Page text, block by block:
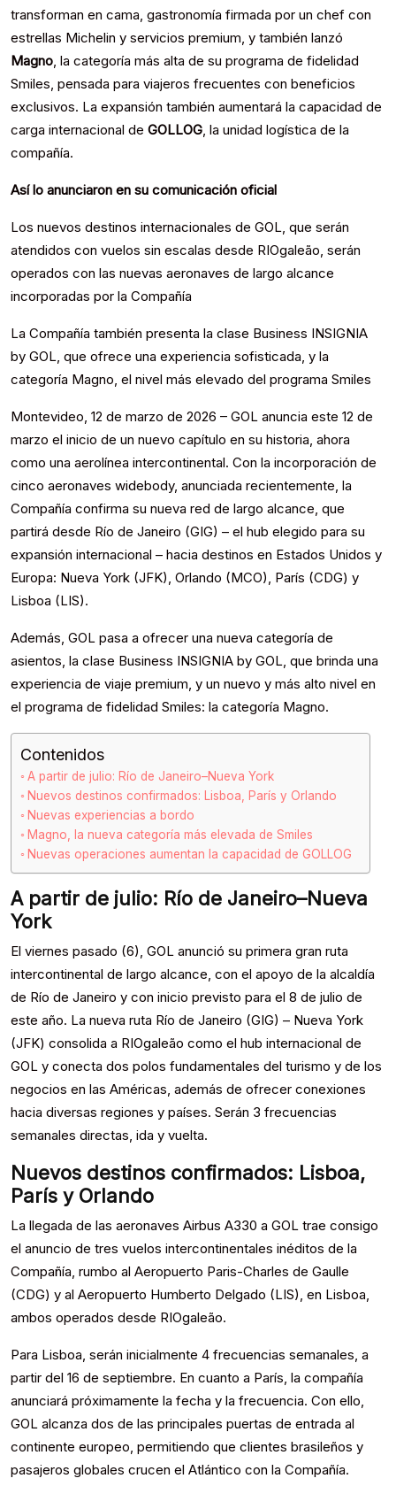
transforman en cama, gastronomía firmada por un chef con
estrellas Michelin y servicios premium, y también lanzó
Magno, la categoría más alta de su programa de fidelidad
Smiles, pensada para viajeros frecuentes con beneficios
exclusivos. La expansión también aumentará la capacidad de
carga internacional de GOLLOG, la unidad logística de la
compañía.
Así lo anunciaron en su comunicación oficial
Los nuevos destinos internacionales de GOL, que serán
atendidos con vuelos sin escalas desde RIOgaleão, serán
operados con las nuevas aeronaves de largo alcance
incorporadas por la Compañía
La Compañía también presenta la clase Business INSIGNIA
by GOL, que ofrece una experiencia sofisticada, y la
categoría Magno, el nivel más elevado del programa Smiles
Montevideo, 12 de marzo de 2026 – GOL anuncia este 12 de
marzo el inicio de un nuevo capítulo en su historia, ahora
como una aerolínea intercontinental. Con la incorporación de
cinco aeronaves widebody, anunciada recientemente, la
Compañía confirma su nueva red de largo alcance, que
partirá desde Río de Janeiro (GIG) – el hub elegido para su
expansión internacional – hacia destinos en Estados Unidos y
Europa: Nueva York (JFK), Orlando (MCO), París (CDG) y
Lisboa (LIS).
Además, GOL pasa a ofrecer una nueva categoría de
asientos, la clase Business INSIGNIA by GOL, que brinda una
experiencia de viaje premium, y un nuevo y más alto nivel en
el programa de fidelidad Smiles: la categoría Magno.
Contenidos
A partir de julio: Río de Janeiro–Nueva York
Nuevos destinos confirmados: Lisboa, París y Orlando
Nuevas experiencias a bordo
Magno, la nueva categoría más elevada de Smiles
Nuevas operaciones aumentan la capacidad de GOLLOG
A partir de julio: Río de Janeiro–Nueva
York
El viernes pasado (6), GOL anunció su primera gran ruta
intercontinental de largo alcance, con el apoyo de la alcaldía
de Río de Janeiro y con inicio previsto para el 8 de julio de
este año. La nueva ruta Río de Janeiro (GIG) – Nueva York
(JFK) consolida a RIOgaleão como el hub internacional de
GOL y conecta dos polos fundamentales del turismo y de los
negocios en las Américas, además de ofrecer conexiones
hacia diversas regiones y países. Serán 3 frecuencias
semanales directas, ida y vuelta.
Nuevos destinos confirmados: Lisboa,
París y Orlando
La llegada de las aeronaves Airbus A330 a GOL trae consigo
el anuncio de tres vuelos intercontinentales inéditos de la
Compañía, rumbo al Aeropuerto Paris-Charles de Gaulle
(CDG) y al Aeropuerto Humberto Delgado (LIS), en Lisboa,
ambos operados desde RIOgaleão.
Para Lisboa, serán inicialmente 4 frecuencias semanales, a
partir del 16 de septiembre. En cuanto a París, la compañía
anunciará próximamente la fecha y la frecuencia. Con ello,
GOL alcanza dos de las principales puertas de entrada al
continente europeo, permitiendo que clientes brasileños y
pasajeros globales crucen el Atlántico con la Compañía.